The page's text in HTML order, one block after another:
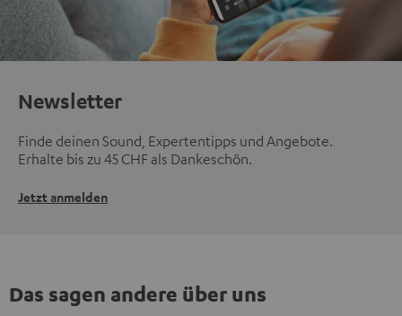
Newsletter
Finde deinen Sound, Expertentipps und Angebote.
Erhalte bis zu 45 CHF als Dankeschön.
Jetzt anmelden
Das sagen andere über uns